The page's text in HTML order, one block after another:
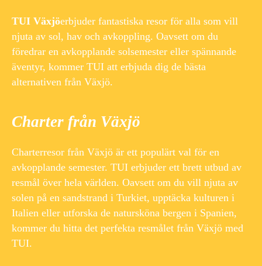
TUI Växjöerbjuder fantastiska resor för alla som vill
njuta av sol, hav och avkoppling. Oavsett om du
föredrar en avkopplande solsemester eller spännande
äventyr, kommer TUI att erbjuda dig de bästa
alternativen från Växjö.
Charter från Växjö
Charterresor från Växjö är ett populärt val för en
avkopplande semester. TUI erbjuder ett brett utbud av
resmål över hela världen. Oavsett om du vill njuta av
solen på en sandstrand i Turkiet, upptäcka kulturen i
Italien eller utforska de natursköna bergen i Spanien,
kommer du hitta det perfekta resmålet från Växjö med
TUI.